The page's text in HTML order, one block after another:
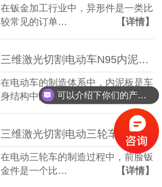
在钣金加工行业中，异形件是一类比
较常见的订单…
【详情】
三维激光切割电动车N95内泥板：复杂曲面准确成型
在电动车的制造体系中，内泥板是车
身结构中的一…
【详情】
三维激光切割电动三轮车前脸钣金件：造型复杂也能精准成型
在电动三轮车的制造过程中，前脸钣
金件是一个比…
【详情】
可以介绍下你们的产品么？